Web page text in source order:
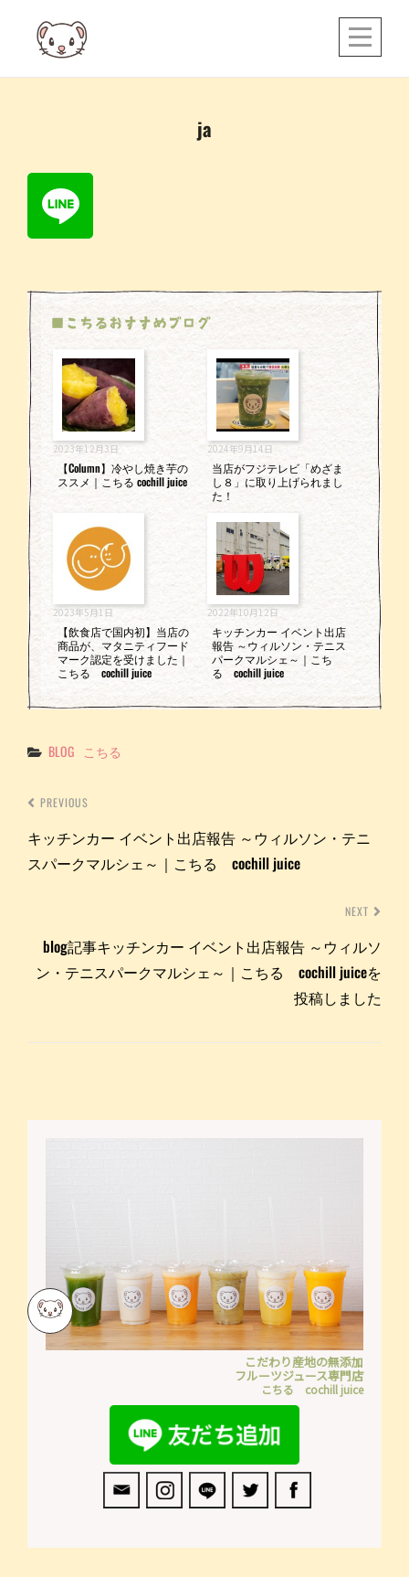
content
ja
■こちるおすすめブログ
2023年12月3日
【Column】冷やし焼き芋の
ススメ｜こちる cochill juice
2024年9月14日
当店がフジテレビ「めざま
し８」に取り上げられまし
た！
2023年5月1日
【飲食店で国内初】当店の
商品が、マタニティフード
マーク認定を受けました｜
こちる cochill juice
2022年10月12日
キッチンカー イベント出店
報告 ～ウィルソン・テニス
パークマルシェ～｜こち
る cochill juice
Categories
BLOG こちる
ナ
ビ
ゲ
シ
ョ
ン
PREVIOUS
キッチンカー イベント出店報告 ～ウィルソン・テニ
スパークマルシェ～｜こちる cochill juice
NEXT
blog記事キッチンカー イベント出店報告 ～ウィルソ
ン・テニスパークマルシェ～｜こちる cochill juiceを
投稿しました
こだわり産地の無添加
フルーツジュース専門店
こちる cochill juice